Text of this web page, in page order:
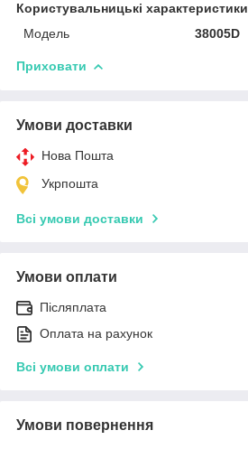
Користувальницькі характеристики
Модель
38005D
Приховати
Умови доставки
Нова Пошта
Укрпошта
Всі умови доставки
Умови оплати
Післяплата
Оплата на рахунок
Всі умови оплати
Умови повернення